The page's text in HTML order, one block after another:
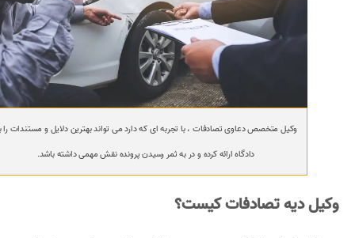
وکیل متخصص دعاوی تصادفات ، با تجربه ای که دارد می تواند بهترین دلایل و مستندات را
دادگاه ارائه کرده و در به ثمر رسیدن پرونده نقش مهمی داشته باشد.
وکیل دیه تصادفات کیست؟